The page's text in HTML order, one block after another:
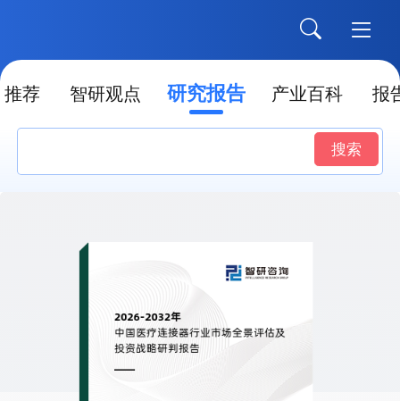
推荐 智研观点 研究报告 产业百科 报
搜索